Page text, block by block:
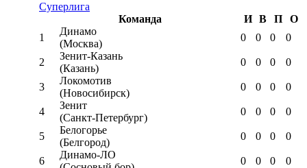
Суперлига
Команда
И В П
О
1
Динамо
(Москва)
0 0 0 0
2
Зенит-Казань
(Казань)
0 0 0 0
3
Локомотив
(Новосибирск)
0 0 0 0
4
Зенит
(Санкт-Петербург)
0 0 0 0
5
Белогорье
(Белгород)
0 0 0 0
6
Динамо-ЛО
0 0 0 0